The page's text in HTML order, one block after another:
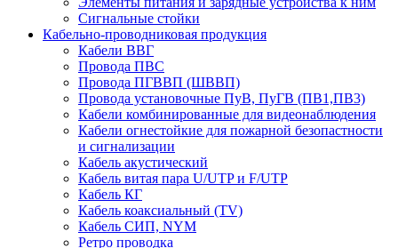
Сигнальные стойки
Кабельно-проводниковая продукция
Кабели ВВГ
Провода ПВС
Провода ПГВВП (ШВВП)
Провода установочные ПуВ, ПуГВ (ПВ1,ПВ3)
Кабели комбинированные для видеонаблюдения
Кабели огнестойкие для пожарной безопастности
и сигнализации
Кабель акустический
Кабель витая пара U/UTP и F/UTP
Кабель КГ
Кабель коаксиальный (TV)
Кабель СИП, NYM
Ретро проводка